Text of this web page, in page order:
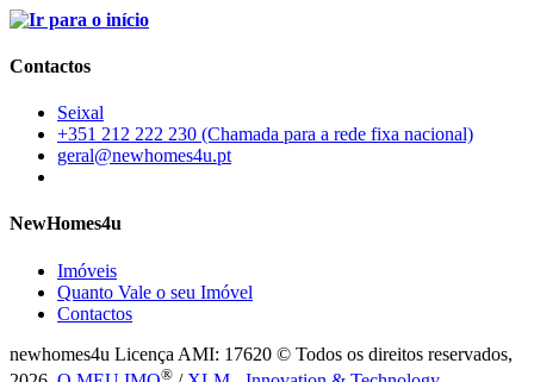
Contactos
Seixal
+351 212 222 230 (Chamada para a rede fixa nacional)
geral@newhomes4u.pt
NewHomes4u
Imóveis
Quanto Vale o seu Imóvel
Contactos
newhomes4u Licença AMI: 17620 © Todos os direitos reservados,
®